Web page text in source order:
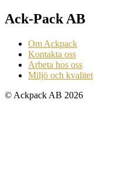
Ack-Pack AB
Om Ackpack
Kontakta oss
Arbeta hos oss
Miljö och kvalitet
© Ackpack AB 2026